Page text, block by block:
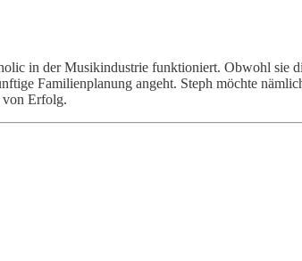
in der Musikindustrie funktioniert. Obwohl sie
Familienplanung angeht. Steph möchte
von Erfolg.